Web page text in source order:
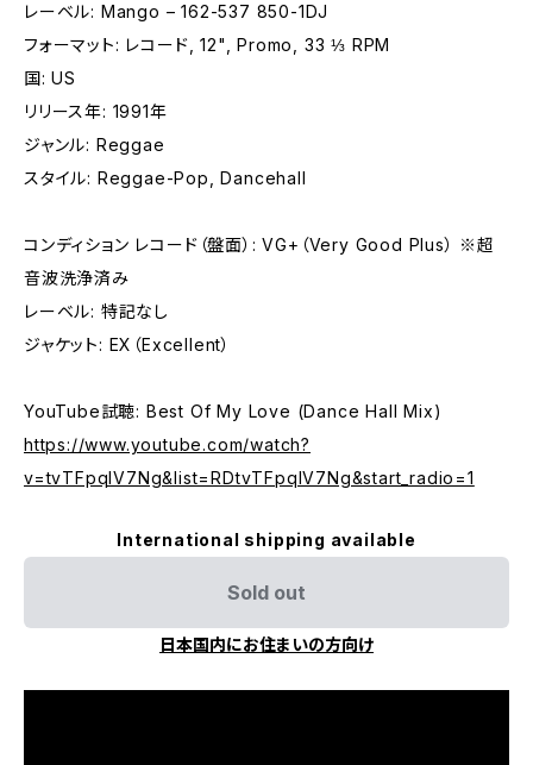
レーベル: Mango – 162-537 850-1DJ
フォーマット: レコード, 12", Promo, 33 ⅓ RPM
国: US
リリース年: 1991年
ジャンル: Reggae
スタイル: Reggae-Pop, Dancehall
コンディション レコード（盤面）: VG+（Very Good Plus） ※超
音波洗浄済み
レーベル: 特記なし
ジャケット: EX（Excellent）
YouTube試聴: Best Of My Love (Dance Hall Mix)
https://www.youtube.com/watch?
v=tvTFpqIV7Ng&list=RDtvTFpqIV7Ng&start_radio=1
International shipping available
Sold out
日本国内にお住まいの方向け